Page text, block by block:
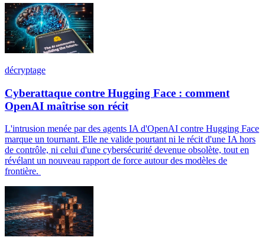
décryptage
Cyberattaque contre Hugging Face : comment
OpenAI maîtrise son récit
L'intrusion menée par des agents IA d'OpenAI contre Hugging Face
marque un tournant. Elle ne valide pourtant ni le récit d'une IA hors
de contrôle, ni celui d'une cybersécurité devenue obsolète, tout en
révélant un nouveau rapport de force autour des modèles de
frontière.